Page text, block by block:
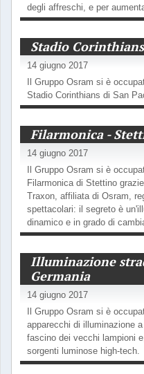
degli affreschi, e per
Stadio
14 giugno 2017
Il Gruppo Osram si è
Stadio Corinthians di San
Filarmonica -
14 giugno 2017
Il Gruppo Osram si è
Filarmonica di Stettino
Traxon, affiliata di Osram,
spettacolari: il segreto è
dinamico e in grado di
Illuminazione
Germania
14 giugno 2017
Il Gruppo Osram si è
apparecchi di illuminazione
fascino dei vecchi lampioni
sorgenti luminose high-tech.